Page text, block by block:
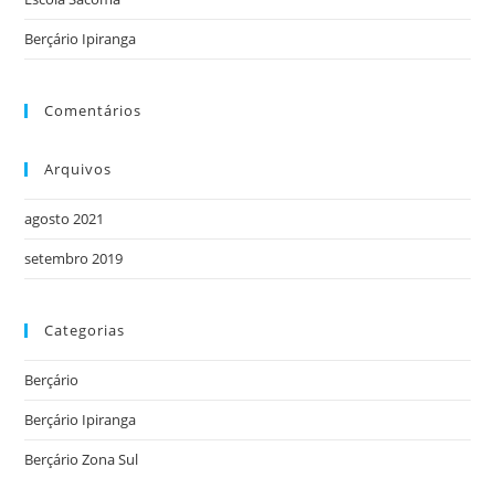
Berçário Ipiranga
Comentários
Arquivos
agosto 2021
setembro 2019
Categorias
Berçário
Berçário Ipiranga
Berçário Zona Sul